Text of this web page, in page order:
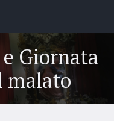
Giornata
malato